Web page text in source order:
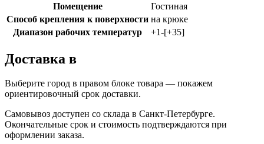
Помещение
Гостиная
Способ крепления к поверхности на крюке
Диапазон рабочих температур
+1-[+35]
Доставка в
Выберите город в правом блоке товара — покажем
ориентировочный срок доставки.
Самовывоз доступен со склада в Санкт-Петербурге.
Окончательные срок и стоимость подтверждаются при
оформлении заказа.